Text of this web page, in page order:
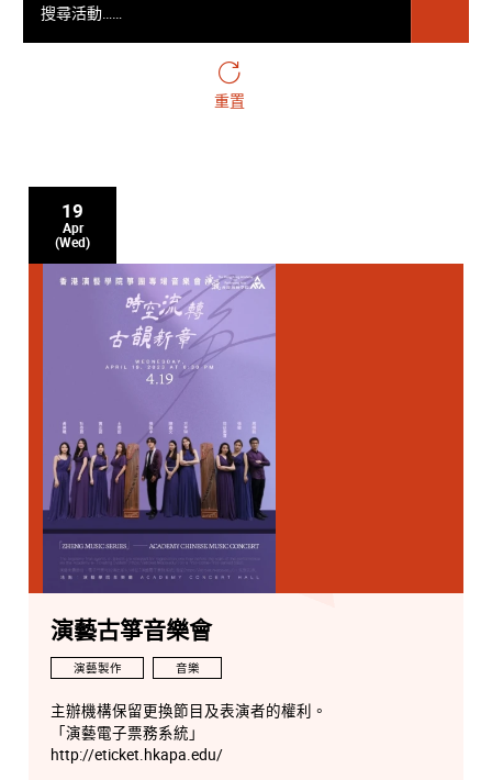
重置
19
Apr
(Wed)
演藝古箏音樂會
演藝製作 音樂
主辦機構保留更換節目及表演者的權利。
「演藝電子票務系統」
http://eticket.hkapa.edu/